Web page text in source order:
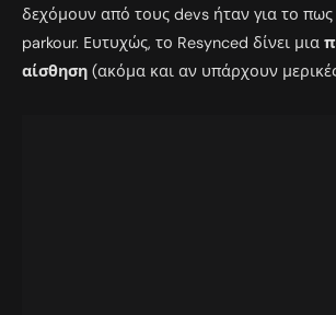
δεχόμουν από τους devs ήταν για το πως
parkour. Ευτυχώς, το Resynced δίνει μια
αίσθηση (ακόμα και αν υπάρχουν